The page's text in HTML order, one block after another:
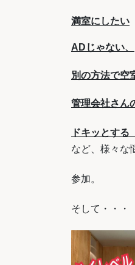
満室にしたい
ADじゃない、
別の方法で空
管理会社さん
ドキッとする
など、様々な
参加。
そして・・・